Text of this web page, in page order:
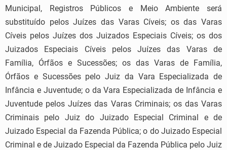
Municipal, Registros Públicos e Meio Ambiente será
substituído pelos Juízes das Varas Cíveis; os das Varas
Cíveis pelos Juízes dos Juizados Especiais Cíveis; os dos
Juizados Especiais Cíveis pelos Juízes das Varas de
Família, Órfãos e Sucessões; os das Varas de Família,
Órfãos e Sucessões pelo Juiz da Vara Especializada de
Infância e Juventude; o da Vara Especializada de Infância e
Juventude pelos Juízes das Varas Criminais; os das Varas
Criminais pelo Juiz do Juizado Especial Criminal e de
Juizado Especial da Fazenda Pública; o do Juizado Especial
Criminal e de Juizado Especial da Fazenda Pública pelo Juiz